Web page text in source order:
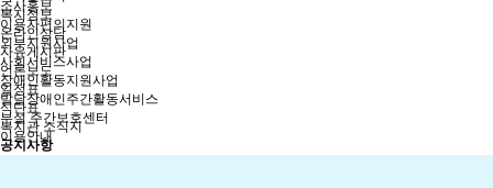
조사홍보
이용자편의지원
외부지원사업
사회서비스사업
장애인활동지원사업
발달장애인주간활동서비스
부설 주간보호센터
이용안내
복지정보
온라인상담
자유게시판
언론보도
일정표
식단표
복지관 소식지
공지사항